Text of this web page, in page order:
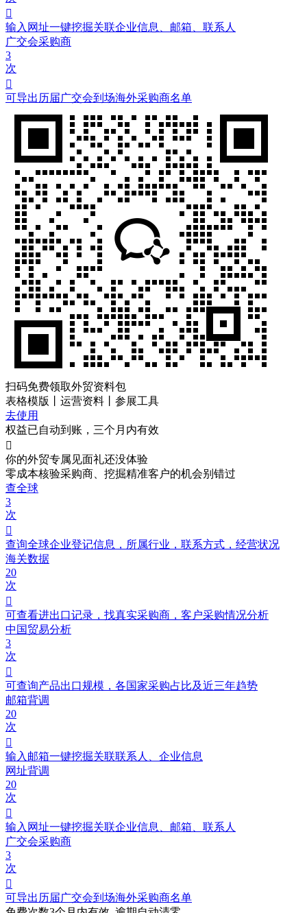

输入网址一键挖掘关联企业信息、邮箱、联系人
广交会采购商
3
次

可导出历届广交会到场海外采购商名单
扫码免费领取外贸资料包
表格模版丨运营资料丨参展工具
去使用
权益已自动到账，三个月内有效

你的外贸专属见面礼还没体验
零成本核验采购商、挖掘精准客户的机会别错过
查全球
3
次

查询全球企业登记信息，所属行业，联系方式，经营状况
海关数据
20
次

可查看进出口记录，找真实采购商，客户采购情况分析
中国贸易分析
3
次

可查询产品出口规模，各国家采购占比及近三年趋势
邮箱背调
20
次

输入邮箱一键挖掘关联联系人、企业信息
网址背调
20
次

输入网址一键挖掘关联企业信息、邮箱、联系人
广交会采购商
3
次

可导出历届广交会到场海外采购商名单